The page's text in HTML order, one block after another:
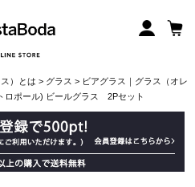
）とは > グラス > ビアグラス｜グラス（オレ
ロポール) ビールグラス 2Pセット